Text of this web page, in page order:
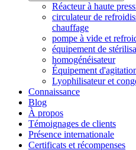
Réacteur à haute
circulateur de
chauffage
pompe à vide et
équipement de
homogénéisateur
Équipement
Lyophilisateur et
Connaissance
Blog
À propos
Témoignages de clients
Présence internationale
Certificats et récompenses